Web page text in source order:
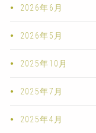
2026年6月
2026年5月
2025年10月
2025年7月
2025年4月